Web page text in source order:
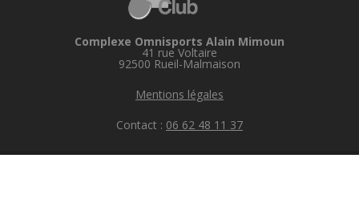
Complexe Omnisports Alain Mimoun
41 rue Voltaire
92500 Rueil-Malmaison
Mentions légales
Contact : 06 62 48 11 37